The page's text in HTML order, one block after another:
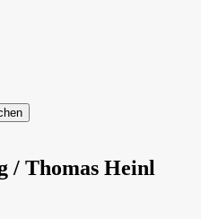
/ Thomas Heinl